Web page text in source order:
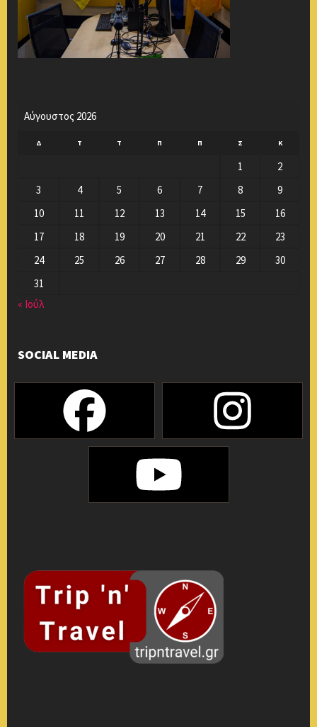
Αύγουστος 2026
Δ Τ Τ Π Π Σ Κ
1
2
3
4 5 6 7 8
9
10
11 12 13 14 15
16
17
18 19 20 21 22
23
24
25 26 27 28 29
30
31
« Ιούλ
SOCIAL MEDIA